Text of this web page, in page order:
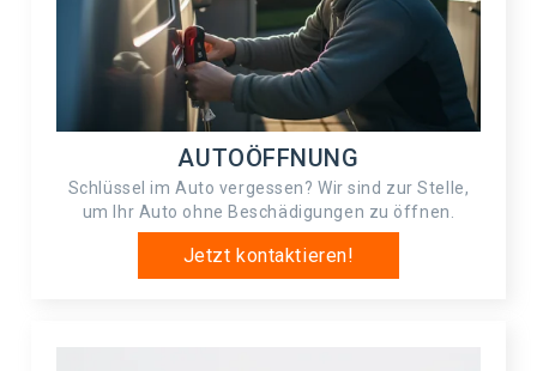
AUTOÖFFNUNG
Schlüssel im Auto vergessen? Wir sind zur Stelle,
um Ihr Auto ohne Beschädigungen zu öffnen.
Jetzt kontaktieren!